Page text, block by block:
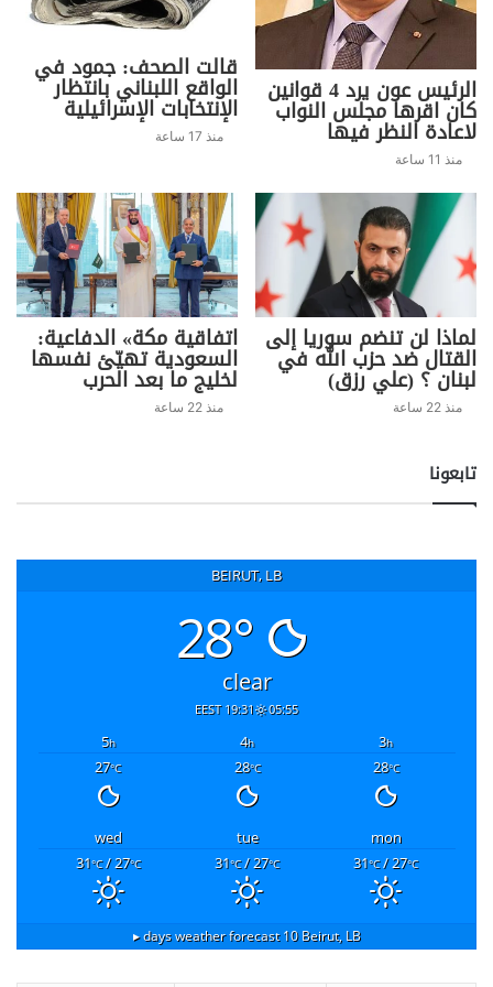
c
e
b
o
o
itt
er
at
s
A
p
p
gr
a
t
y
Li
n
k
ar
e
الرئيس عون يرد 4 قوانين
كان اقرها مجلس النواب
لاعادة النظر فيها
منذ 11 ساعة
قالت الصحف: جمود في
الواقع اللبناني بانتظار
الإنتخابات الإسرائيلية
منذ 17 ساعة
لماذا لن تنضم سوريا إلى
القتال ضد حزب الله في
لبنان ؟ (علي رزق)
منذ 22 ساعة
اتفاقية مكة» الدفاعية:
السعودية تهيّئ نفسها
لخليج ما بعد الحرب
منذ 22 ساعة
تابعونا
BEIRUT, LB
28°
clear
05:55
19:31 EEST
3h
4h
5h
28°C
28°C
27°C
mon
tue
wed
31°C/ 27°C
31°C/ 27°C
31°C/ 27°C
Beirut, LB
10 days weather forecast ▸